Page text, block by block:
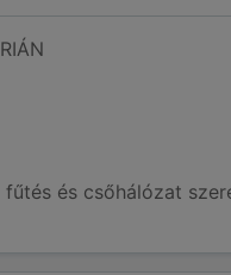
és csőhálózat